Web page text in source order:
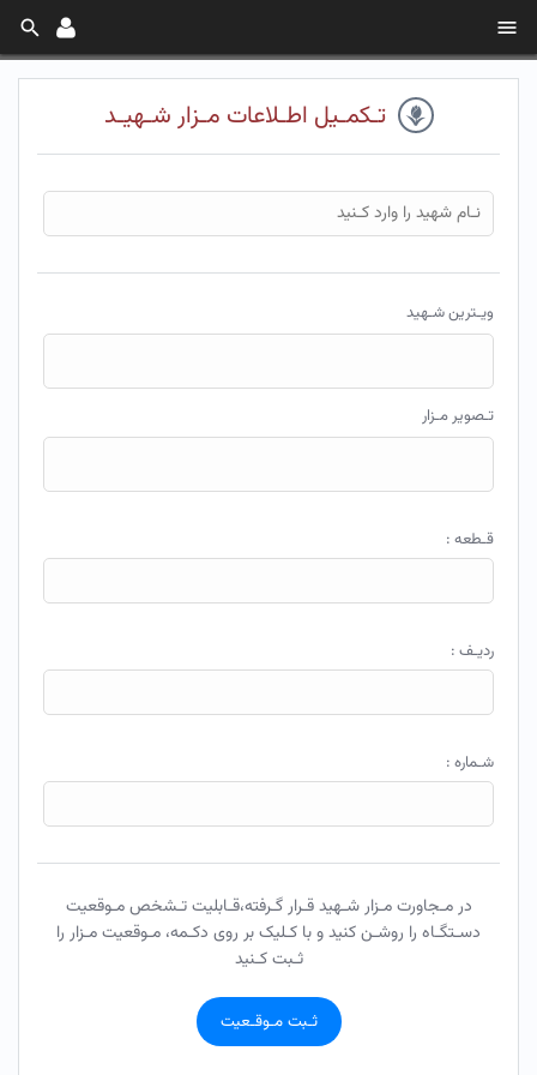
تـکمـیل اطـلاعات مـزار شـهیـد
ویـترین شـهید
تـصویر مـزار
قـطعه :
ردیـف :
شـماره :
در مـجاورت مـزار شـهید قـرار گـرفته،قـابلیت تـشخص مـوقعیت
دسـتگـاه را روشـن کنید و با کـلیک بر روی دکـمه، مـوقعیت مـزار را
ثـبت کـنید
ثـبت مـوقـعیت